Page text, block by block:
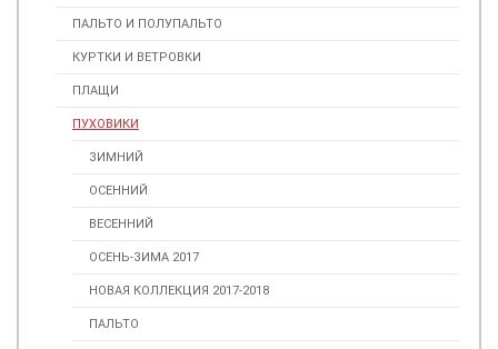
ПАЛЬТО И ПОЛУПАЛЬТО
КУРТКИ И ВЕТРОВКИ
ПЛАЩИ
ПУХОВИКИ
ЗИМНИЙ
ОСЕННИЙ
ВЕСЕННИЙ
ОСЕНЬ-ЗИМА 2017
НОВАЯ КОЛЛЕКЦИЯ 2017-2018
ПАЛЬТО